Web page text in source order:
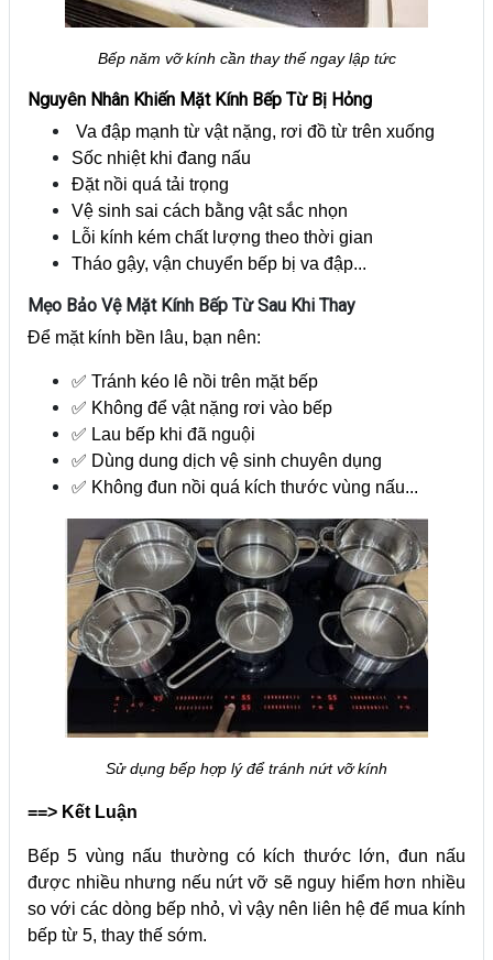
Bếp năm vỡ kính cần thay thế ngay lập tức
Nguyên Nhân Khiến Mặt Kính Bếp Từ Bị Hỏng
Va đập mạnh từ vật nặng, rơi đồ từ trên xuống
Sốc nhiệt khi đang nấu
Đặt nồi quá tải trọng
Vệ sinh sai cách bằng vật sắc nhọn
Lỗi kính kém chất lượng theo thời gian
Tháo gậy, vận chuyển bếp bị va đập...
Mẹo Bảo Vệ Mặt Kính Bếp Từ Sau Khi Thay
Để mặt kính bền lâu, bạn nên:
✅ Tránh kéo lê nồi trên mặt bếp
✅ Không để vật nặng rơi vào bếp
✅ Lau bếp khi đã nguội
✅ Dùng dung dịch vệ sinh chuyên dụng
✅ Không đun nồi quá kích thước vùng nấu...
Sử dụng bếp hợp lý để tránh nứt vỡ kính
==> Kết Luận
Bếp 5 vùng nấu thường có kích thước lớn, đun nấu
được nhiều nhưng nếu nứt vỡ sẽ nguy hiểm hơn nhiều
so với các dòng bếp nhỏ, vì vậy nên liên hệ để mua kính
bếp từ 5, thay thế sớm.